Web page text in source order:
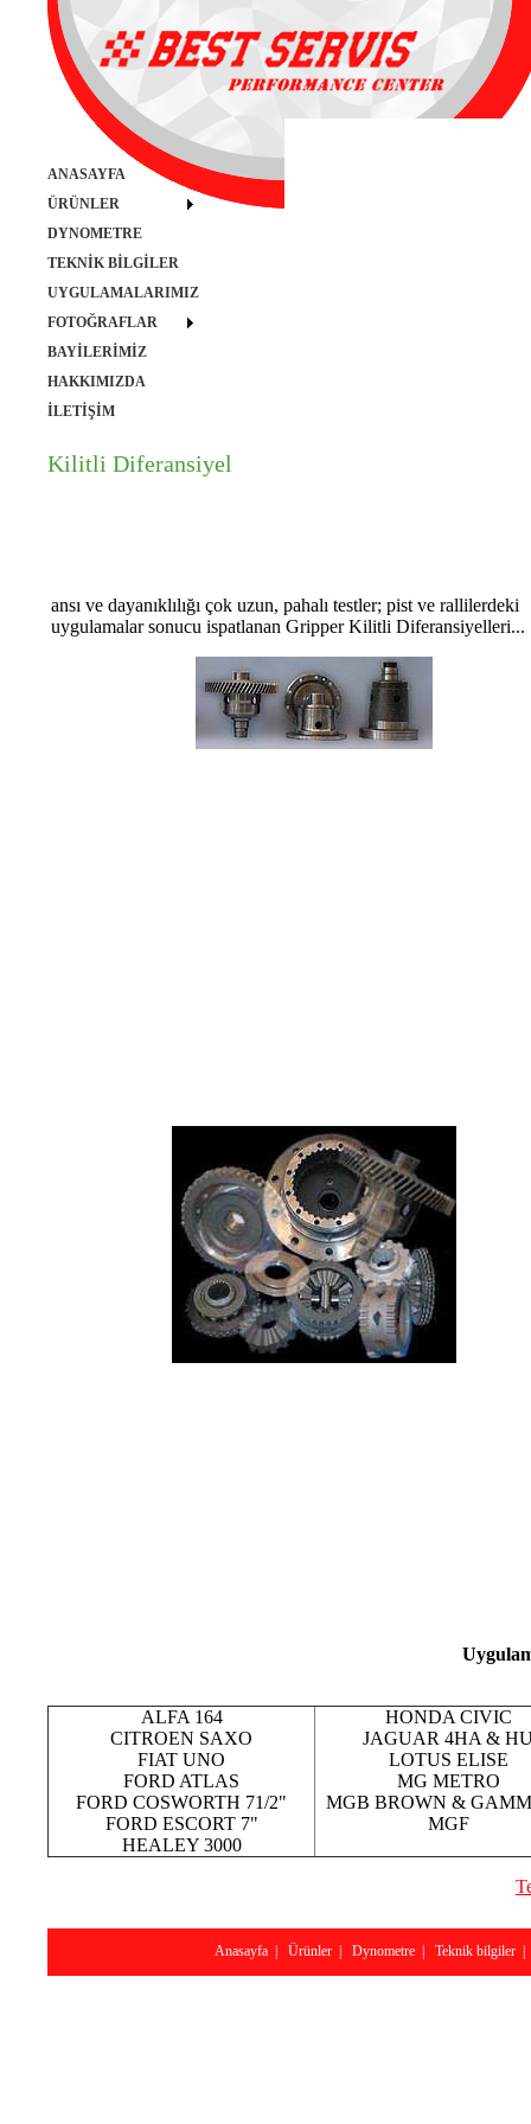
ANASAYFA
ÜRÜNLER
DYNOMETRE
TEKNİK BİLGİLER
UYGULAMALARIMIZ
FOTOĞRAFLAR
BAYİLERİMİZ
HAKKIMIZDA
İLETİŞİM
Kilitli Diferansiyel
ansı ve dayanıklılığı çok uzun, pahalı testler; pist ve rallilerdeki
uygulamalar sonucu ispatlanan Gripper Kilitli Diferansiyelleri...
ALFA 164
CITROEN SAXO
FIAT UNO
FORD ATLAS
FORD COSWORTH 71/2"
FORD ESCORT 7"
HEALEY 3000
HONDA CIVIC
JAGUAR 4HA &
LOTUS ELISE
MG METRO
MGB BROWN &
MGF
Anasayfa| Ürünler| Dynometre| Teknik bilgiler